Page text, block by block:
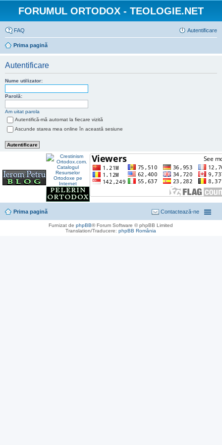
FORUMUL ORTODOX - TEOLOGIE.NET
FAQ Autentificare
Prima pagină
Autentificare
Nume utilizator:
Parolă:
Am uitat parola
Autentifică-mă automat la fiecare vizită
Ascunde starea mea online în această sesiune
Prima pagină Contactează-ne
Furnizat dephpBB® Forum Software © phpBB Limited
Translation/Traducere:phpBB România